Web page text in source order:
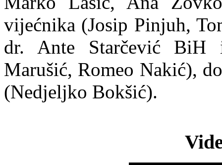
vijećnika (Josip Pinjuh,
dr. Ante Starčević
Marušić, Romeo Nakić),
(Nedjeljko Bokšić).